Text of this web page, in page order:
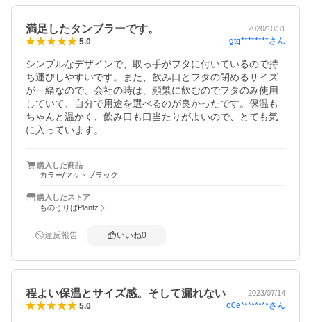
満足したタンブラーです。 2020/10/31
5.0 gtq********さん
シンプルなデザインで、取っ手がフタに付いているので持
ち運びしやすいです。また、飲み口とフタの閉めるサイズ
が一緒なので、会社の時は、頻繁に飲むのでフタのみ使用
していて、自分で用途を選べるのが良かったです。保温も
ちゃんと温かく、飲み口も口当たりがよいので、とても気
に入っています。
購入した商品
カラー/マットブラック
購入したストア
ものうりばPlantz
違反報告 いいね0
程よい保温とサイズ感。そして漏れない 2023/07/14
5.0 o0e********さん